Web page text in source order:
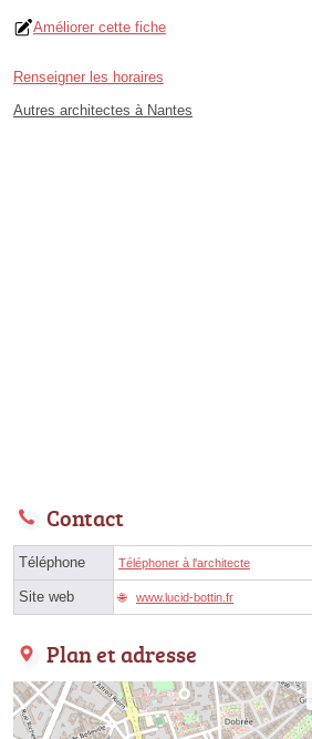
Améliorer cette fiche
Renseigner les horaires
Autres architectes à Nantes
Contact
Téléphone Téléphoner à l'architecte
Site web www.lucid-bottin.fr
Plan et adresse